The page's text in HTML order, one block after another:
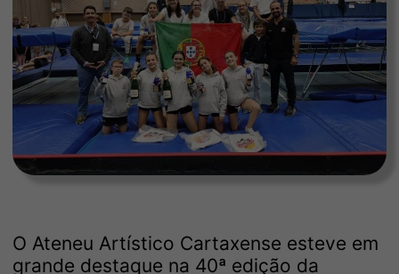
O Ateneu Artístico Cartaxense esteve em
grande destaque na 40ª edição da